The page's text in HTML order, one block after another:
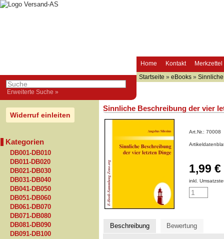
Home Kontakt Merkzettel
Erweiterte Suche »
Startseite » eBooks »
Widerruf einleiten
Kategorien
DB001-DB010
DB011-DB020
DB021-DB030
DB031-DB040
DB041-DB050
DB051-DB060
DB061-DB070
DB071-DB080
DB081-DB090
DB091-DB100
Sinnliche Beschreibung der vier
Art.Nr.: 70008
1,99 €
inkl.
Beschreibung Bewertung